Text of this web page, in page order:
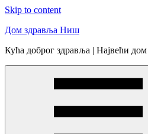
Skip to content
Дом здравља Ниш
Кућа доброг здравља | Највећи